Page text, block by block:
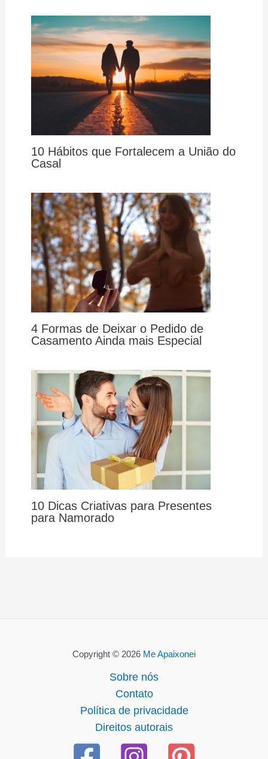
10 Hábitos que Fortalecem a União do
Casal
4 Formas de Deixar o Pedido de
Casamento Ainda mais Especial
10 Dicas Criativas para Presentes
para Namorado
Copyright © 2026 Me Apaixonei
Sobre nós
Contato
Política de privacidade
Direitos autorais